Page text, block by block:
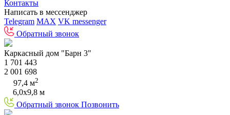
Контакты
Написать в мессенджер
Telegram MAX VK messenger
Обратный звонок
Каркасный дом "Барн 3"
1 701 443
2 001 698
97,4 м2
6,0х9,8 м
Обратный звонок Позвонить